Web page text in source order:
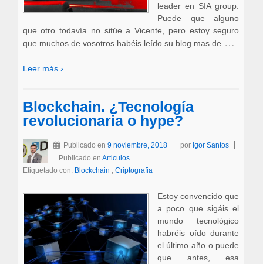
leader en SIA group.
Puede que alguno
que otro todavía no sitúe a Vicente, pero estoy seguro
que muchos de vosotros habéis leído su blog mas de …
Leer más ›
Blockchain. ¿Tecnología
revolucionaria o hype?
Publicado en 9 noviembre, 2018 por Igor Santos
Publicado en Articulos
Etiquetado con: Blockchain , Criptografia
Estoy convencido que
a poco que sigáis el
mundo tecnológico
habréis oído durante
el último año o puede
que antes, esa